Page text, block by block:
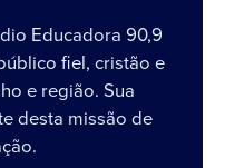
Educadora 90,9
fiel, cristão e
e região. Sua
desta missão de